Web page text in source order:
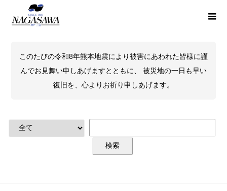
このたびの令和8年熊本地震により被害にあわれた皆様に謹
んでお見舞い申しあげますとともに、 被災地の一日も早い
復旧を、心よりお祈り申しあげます。